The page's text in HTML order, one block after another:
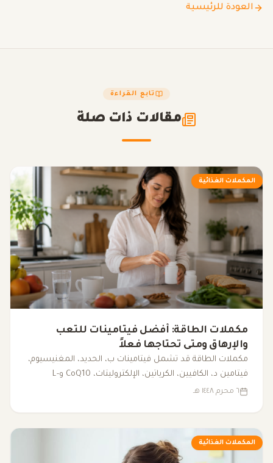
العودة للرئيسية
تابع القراءة
مقالات ذات صلة
المكملات الغذائية
مكملات الطاقة: أفضل فيتامينات للتعب
والإرهاق ومتى تحتاجها فعلاً
مكملات الطاقة قد تشمل فيتامينات ب، الحديد، المغنيسيوم،
فيتامين د، الكافيين، الكرياتين، الإلكتروليتات، CoQ10 وL-
carnitine. يوضح هذا المقال متى قد تساعد، ومتى يكون
٦ محرم ١٤٤٨ هـ
المكملات الغذائية